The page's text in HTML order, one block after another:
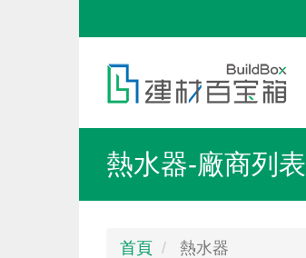
menu
熱水器-廠商列表
首頁 熱水器